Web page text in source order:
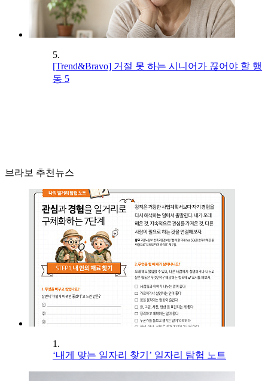
5.
[Trend&Bravo] 거절 못 하는 시니어가 끊어야 할 행
동 5
브라보 추천뉴스
1.
‘내게 맞는 일자리 찾기’ 일자리 탐험 노트